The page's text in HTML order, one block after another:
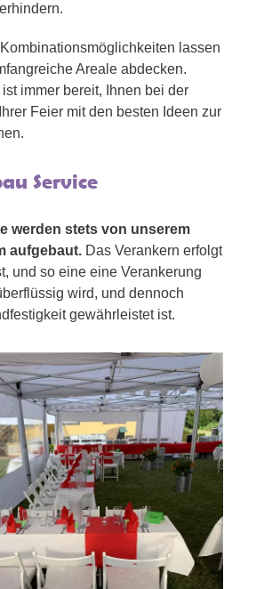
lassen
Areale abdecken.
immer bereit, Ihnen bei der
Feier mit den besten Ideen zur
Service
werden stets von unserem
aufgebaut. Das Verankern erfolgt
und so eine eine Verankerung
wird, und dennoch
gewährleistet ist.